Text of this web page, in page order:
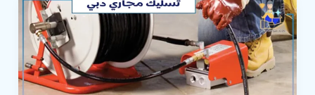
للايجار
00201030714434